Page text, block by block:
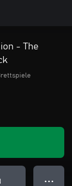
- The
● ● ●